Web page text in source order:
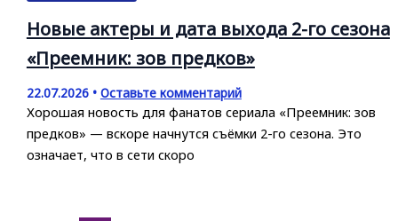
Новые актеры и дата выхода 2-го сезона
«Преемник: зов предков»
22.07.2026 • Оставьте комментарий
Хорошая новость для фанатов сериала «Преемник: зов
предков» — вскоре начнутся съёмки 2-го сезона. Это
означает, что в сети скоро